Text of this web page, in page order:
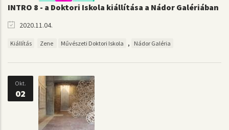
INTRO 8 - a Doktori Iskola kiállítása a Nádor Galériában
2020.11.04.
Kiállítás Zene Művészeti Doktori Iskola , Nádor Galéria
Okt.
02